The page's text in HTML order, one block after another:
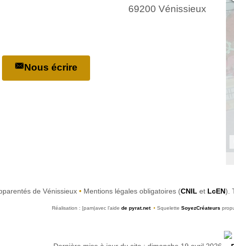
69200 Vénissieux
Nous écrire
de Vénissieux • Mentions légales obligatoires (CNIL et LcEN).
Réalisation : [pam|avec l’aide de pyrat.net • Squelette SoyezCréateurs